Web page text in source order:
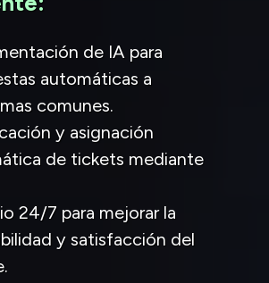
de IA para
automáticas a
comunes.
y asignación
de tickets mediante
24/7 para mejorar la
y satisfacción del